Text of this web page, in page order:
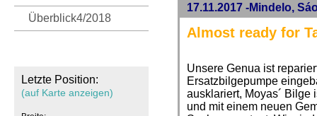
Überblick4/2018
Letzte Position:
(auf Karte anzeigen)
17.11.2017 -Mindelo,
Almost ready for
Unsere Genua ist
Ersatzbilgepumpe
ausklariert, Moyas´ Bilge
und mit einem neuen